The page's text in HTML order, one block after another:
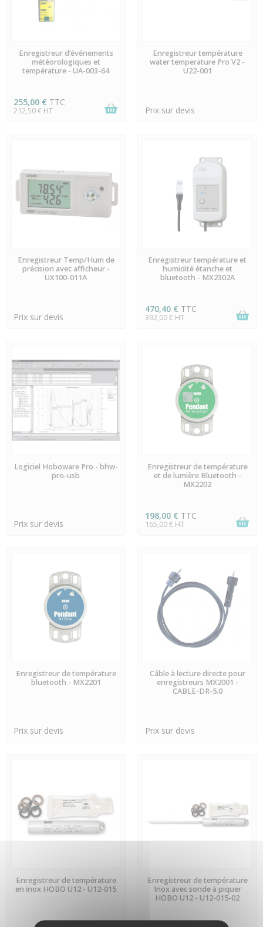
EN STOCK
Enregistreur d’événements
météorologiques et
température - UA-003-64
255,00 € TTC
212,50 € HT
EN STOCK
Enregistreur température
water temperature Pro V2 -
U22-001
Prix sur devis
EN STOCK
Enregistreur Temp/Hum de
précision avec afficheur -
UX100-011A
Prix sur devis
EN STOCK
Enregistreur température et
humidité étanche et
bluetooth - MX2302A
470,40 € TTC
392,00 € HT
EN STOCK
Logiciel Hoboware Pro - bhw-
pro-usb
Prix sur devis
EN STOCK
Enregistreur de température
et de lumière Bluetooth -
MX2202
198,00 € TTC
165,00 € HT
EN STOCK
Enregistreur de température
bluetooth - MX2201
Prix sur devis
PRÉCOMMANDE
Câble à lecture directe pour
enregistreurs MX2001 -
CABLE-DR-5.0
Prix sur devis
PRÉCOMMANDE
Enregistreur de température
en inox HOBO U12 - U12-015
PRÉCOMMANDE
Enregistreur de température
Inox avec sonde à piquer
HOBO U12 - U12-015-02